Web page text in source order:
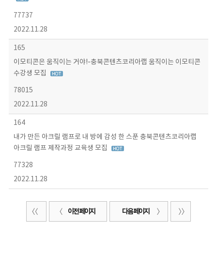
77737
2022.11.28
165
이모티콘은 움직이는 거야!-충북콘텐츠코리아랩 움직이는 이모티콘
수강생 모집
78015
2022.11.28
164
내가 만든 아크릴 램프로 내 방에 감성 한 스푼 충북콘텐츠코리아랩
아크릴 램프 제작과정 교육생 모집
77328
2022.11.28
이전 페이지 다음 페이지